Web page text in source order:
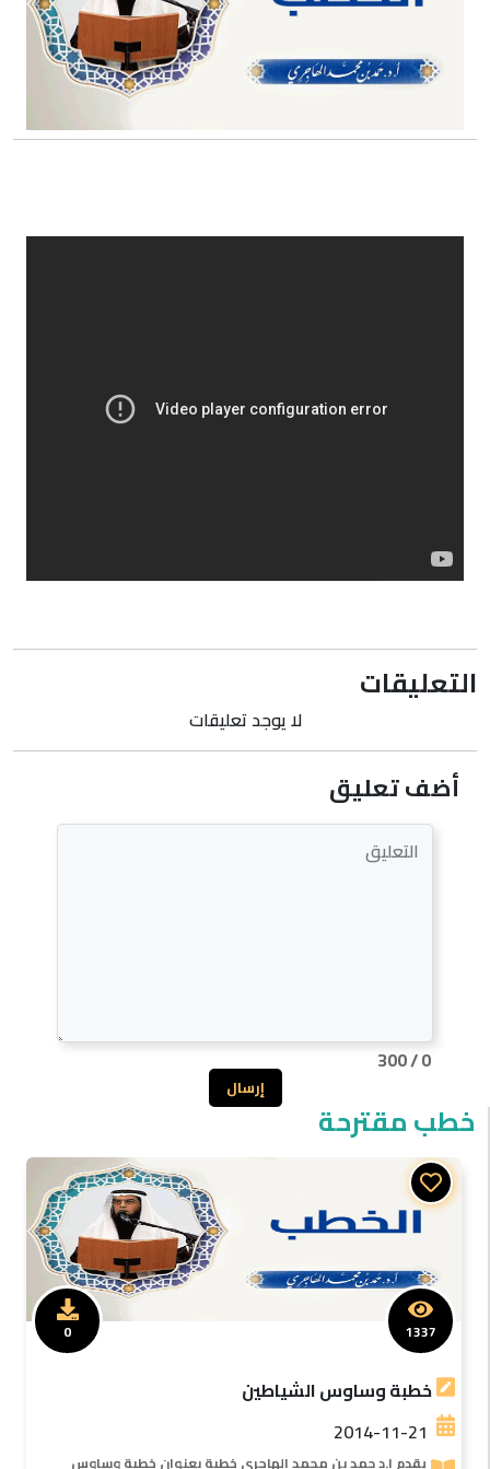
التعليقات
لا يوجد تعليقات
أضف تعليق
إرسال
0
/
300
خطب مقترحة
خطبة وساوس الشياطين
2014-11-21
يقدم ا.د حمد بن محمد الهاجرى خطبة بعنوان خطبة وساوس
1337
0